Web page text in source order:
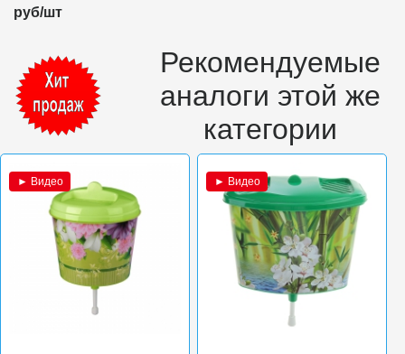
руб/шт
Рекомендуемые
аналоги этой же
категории
► Видео ► Видео